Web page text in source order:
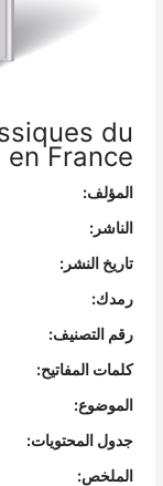
du
en France
المؤلف:
الناشر:
تاريخ النشر:
رمدك:
رقم التصنيف:
كلمات المفاتيح:
الموضوع:
جدول المحتويات:
الملخص: